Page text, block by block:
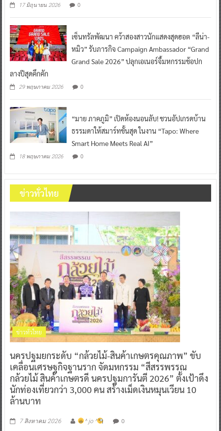
17 มิถุนายน 2026 0
เซ็นทรัลพัฒนา คว้าสองสาวนักแสดงสุดฮอต “ลีน่า-
หมิว” รับภารกิจ Campaign Ambassador “Grand
Grand Sale 2026” ปลุกเอเนอร์จี้มหกรรมช้อปก
ลางปีสุดคึกคัก
29 พฤษภาคม 2026 0
“มาย ภาคภูมิ” เปิดห้องนอนลับ! ชวนอัปเกรดบ้าน
ธรรมดาให้สมาร์ทขั้นสุด ในงาน “Tapo: Where
Smart Home Meets Real AI”
18 พฤษภาคม 2026 0
ข่าวทั่วไทย
ข่าวทั่วไทย
นครปฐมยกระดับ “กล้วยไม้-สินค้าเกษตรคุณภาพ” ขับ
เคลื่อนเศรษฐกิจฐานราก จัดมหกรรม “สีสรรพรรณ
กล้วยไม้ สินค้าเกษตรดี นครปฐมการันตี 2026” ตั้งเป้าดึง
นักท่องเที่ยวกว่า 3,000 คน สร้างเม็ดเงินหมุนเวียน 10
ล้านบาท
7 สิงหาคม 2026 ^ jo ^ 0